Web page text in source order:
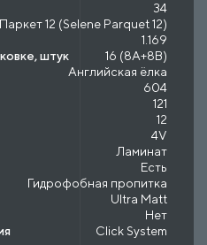
34
12 (Selene Parquet 12)
1.169
штук
16 (8A+8B)
Английская ёлка
604
121
12
4V
Ламинат
Есть
Гидрофобная пропитка
Ultra Matt
Нет
Click System